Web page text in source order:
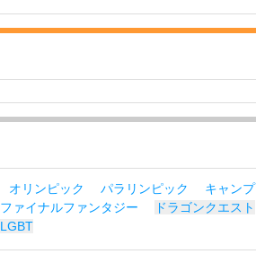
オリンピック パラリンピック キャンプ
ファイナルファンタジー ドラゴンクエスト
LGBT